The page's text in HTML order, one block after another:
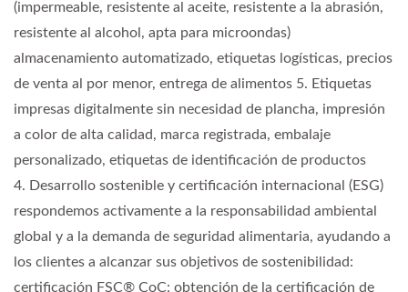
(impermeable, resistente al aceite, resistente a la abrasión,
resistente al alcohol, apta para microondas)
almacenamiento automatizado, etiquetas logísticas, precios
de venta al por menor, entrega de alimentos 5. Etiquetas
impresas digitalmente sin necesidad de plancha, impresión
a color de alta calidad, marca registrada, embalaje
personalizado, etiquetas de identificación de productos
4. Desarrollo sostenible y certificación internacional (ESG)
respondemos activamente a la responsabilidad ambiental
global y a la demanda de seguridad alimentaria, ayudando a
los clientes a alcanzar sus objetivos de sostenibilidad:
certificación FSC® CoC: obtención de la certificación de